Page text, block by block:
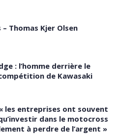
Thomas Kjer Olsen
: l’homme derrière le
de Kawasaki
les entreprises ont souvent
dans le motocross
à perdre de l’argent »